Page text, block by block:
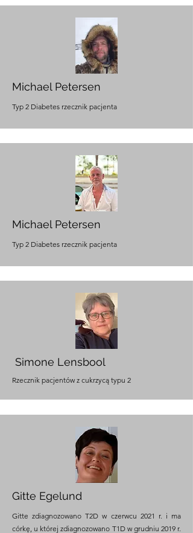
Michael Petersen
Typ 2 Diabetes rzecznik pacjenta
Michael Petersen
Typ 2 Diabetes rzecznik pacjenta
Simone Lensbool
Rzecznik pacjentów z cukrzycą typu 2
Gitte Egelund
Gitte zdiagnozowano T2D w czerwcu 2021 r. i ma
córkę, u której zdiagnozowano T1D w grudniu 2019 r.